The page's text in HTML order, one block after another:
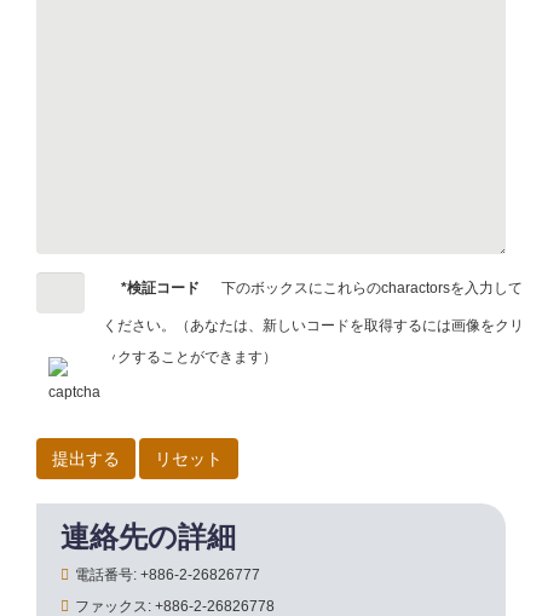
*検証コード 下のボックスにこれらのcharactorsを入力して
ください。
（あなたは、新しいコードを取得するには画像をクリ
ックすることができます）
連絡先の詳細
電話番号: +886-2-26826777
ファックス: +886-2-26826778